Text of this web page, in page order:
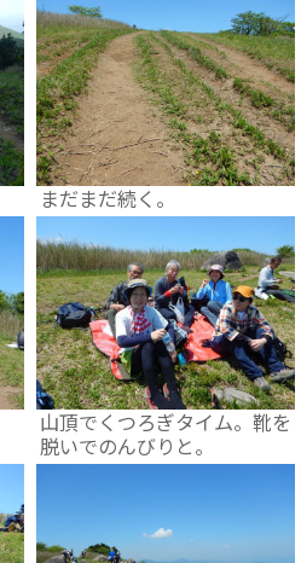
まだまだ続く。
山頂でくつろぎタイム。靴を
脱いでのんびりと。